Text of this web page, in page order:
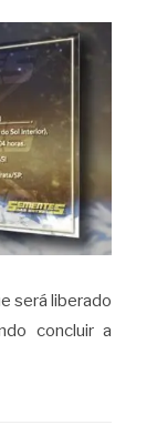
será liberado
concluir a